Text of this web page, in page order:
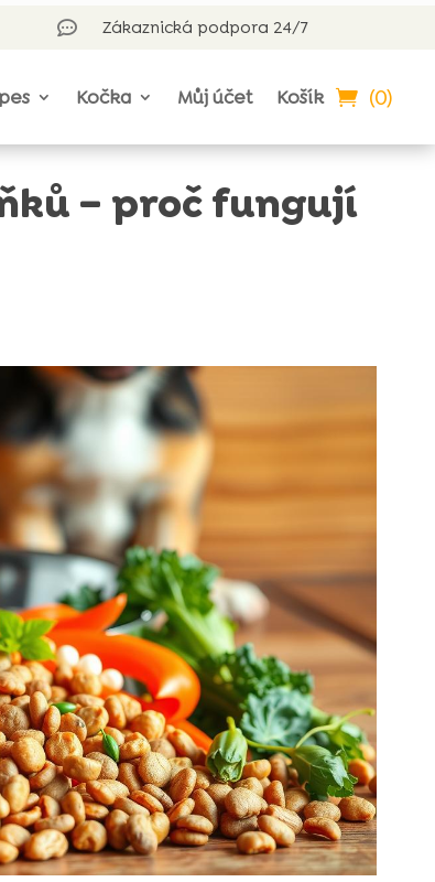
 Zákaznická podpora 24/7
Kočka Můj účet Košík (0)
– proč fungují